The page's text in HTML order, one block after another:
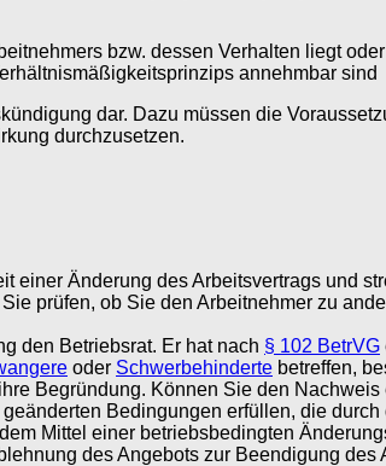
bzw. dessen Verhalten liegt
annehmbar sind
dar. Dazu müssen die
durchzusetzen.
einer Änderung des Arbeitsvertrags und
prüfen, ob Sie den Arbeitnehmer zu
den Betriebsrat. Er hat nach § 102 BetrVG
oder Schwerbehinderte betreffen,
Begründung. Können Sie den
Bedingungen erfüllen, die
Mittel einer betriebsbedingten
des Angebots zur Beendigung